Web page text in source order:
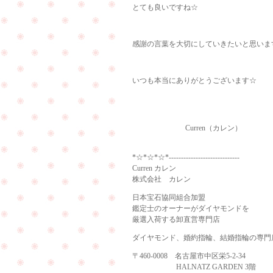
とても良いですね☆
感謝の言葉を大切にしていきたいと思い
いつも本当にありがとうございます☆
Curren（カレン）
*☆*☆*☆*-----------------------------
Curren カレン
株式会社 カレン
日本宝石協同組合加盟
鑑定士のオーナーがダイヤモンドを
厳選入荷する卸直営専門店
ダイヤモンド、婚約指輪、結婚指輪の専門
〒460-0008 名古屋市中区栄5-2-34
HALNATZ GARDEN 3階